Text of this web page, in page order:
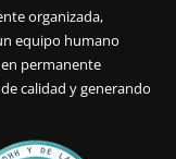
organizada,
equipo humano
permanente
calidad y generando